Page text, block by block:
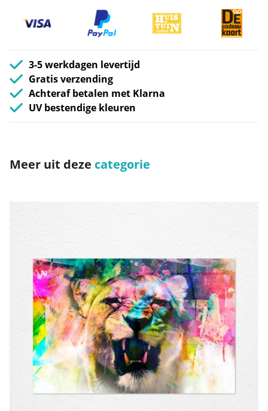
3-5 werkdagen levertijd
Gratis verzending
Achteraf betalen met Klarna
UV bestendige kleuren
Meer uit deze categorie